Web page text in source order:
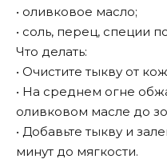
• оливковое масло;
• соль, перец, специи
Что делать:
• Очистите тыкву от
• На среднем огне
оливковом масле до
• Добавьте тыкву и
минут до мягкости.